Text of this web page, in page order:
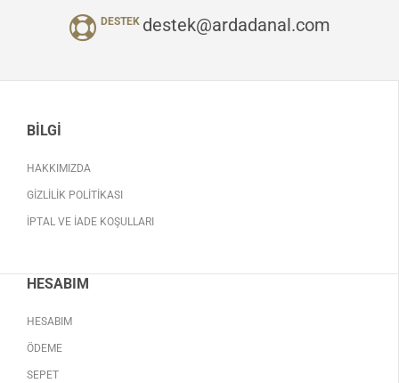
DESTEK destek@ardadanal.com
BILGI
HAKKIMIZDA
GIZLILIK POLITIKASI
İPTAL VE İADE KOŞULLARI
HESABIM
HESABIM
ÖDEME
SEPET